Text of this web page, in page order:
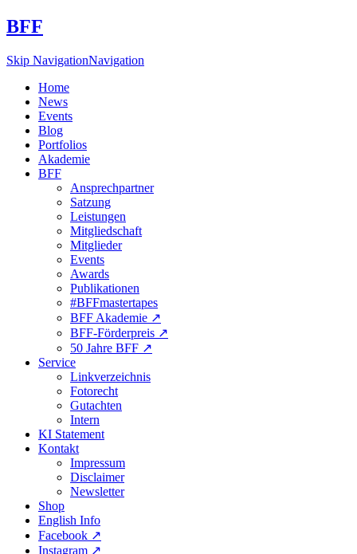
BFF
Skip NavigationNavigation
Home
News
Events
Blog
Portfolios
Akademie
BFF
Ansprechpartner
Satzung
Leistungen
Mitgliedschaft
Mitglieder
Events
Awards
Publikationen
#BFFmastertapes
BFF Akademie ↗︎
BFF-Förderpreis ↗︎
50 Jahre BFF ↗︎
Service
Linkverzeichnis
Fotorecht
Gutachten
Intern
KI Statement
Kontakt
Impressum
Disclaimer
Newsletter
Shop
English Info
Facebook ↗︎
Instagram ↗︎